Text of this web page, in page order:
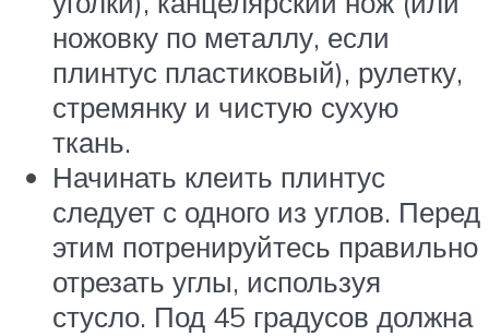
ножовку по металлу, если
плинтус пластиковый), рулетку,
стремянку и чистую сухую
ткань.
Начинать клеить плинтус
следует с одного из углов. Перед
этим потренируйтесь правильно
отрезать углы, используя
стусло. Под 45 градусов должна